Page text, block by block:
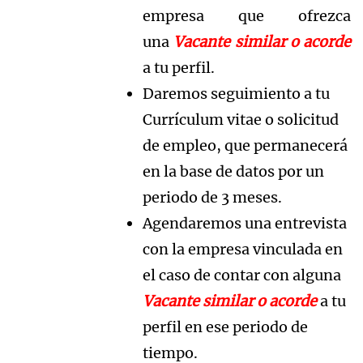
empresa que ofrezca
una Vacante similar o acorde
a tu perfil.
Daremos seguimiento a tu
Currículum vitae o solicitud
de empleo, que permanecerá
en la base de datos por un
periodo de 3 meses.
Agendaremos una entrevista
con la empresa vinculada en
el caso de contar con alguna
Vacante similar o acordea tu
perfil en ese periodo de
tiempo.